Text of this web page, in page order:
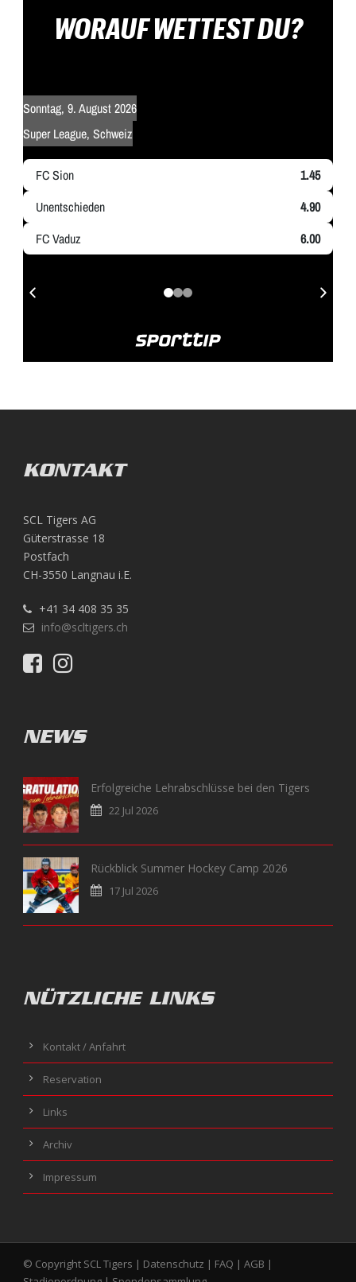
KONTAKT
SCL Tigers AG
Güterstrasse 18
Postfach
CH-3550 Langnau i.E.
+41 34 408 35 35
info@scltigers.ch
NEWS
Erfolgreiche Lehrabschlüsse bei den Tigers
22 Jul 2026
Rückblick Summer Hockey Camp 2026
17 Jul 2026
NÜTZLICHE LINKS
Kontakt / Anfahrt
Reservation
Links
Archiv
Impressum
© Copyright SCL Tigers | Datenschutz | FAQ | AGB |